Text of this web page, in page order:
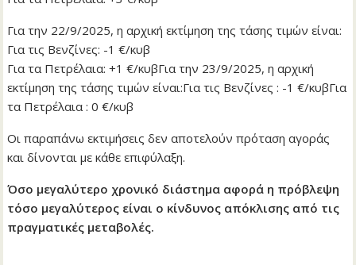
Για την 22/9/2025, η αρχική εκτίμηση της τάσης τιμών είναι:
Για τις Βενζίνες: -1 €/κυβ
Για τα Πετρέλαια: +1 €/κυβΓια την 23/9/2025, η αρχική
εκτίμηση της τάσης τιμών είναι:Για τις Βενζίνες : -1 €/κυβΓια
τα Πετρέλαια : 0 €/κυβ
Οι παραπάνω εκτιμήσεις δεν αποτελούν πρόταση αγοράς
και δίνονται με κάθε επιφύλαξη.
Όσο μεγαλύτερο χρονικό διάστημα αφορά η πρόβλεψη
τόσο μεγαλύτερος είναι ο κίνδυνος απόκλισης από τις
πραγματικές μεταβολές.